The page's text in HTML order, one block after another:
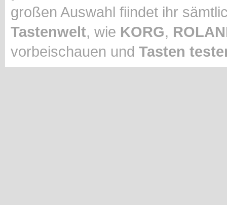
großen Auswahl fiindet ihr
Tastenwelt, wie KORG,
vorbeischauen und Tasten